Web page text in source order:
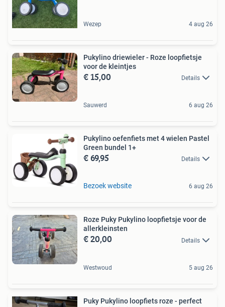
Wezep 4 aug 26
Pukylino driewieler - Roze loopfietsje
voor de kleintjes
€ 15,00 Details
Sauwerd 6 aug 26
Pukylino oefenfiets met 4 wielen Pastel
Green bundel 1+
€ 69,95 Details
Bezoek website 6 aug 26
Roze Puky Pukylino loopfietsje voor de
allerkleinsten
€ 20,00 Details
Westwoud 5 aug 26
Puky Pukylino loopfiets roze - perfect